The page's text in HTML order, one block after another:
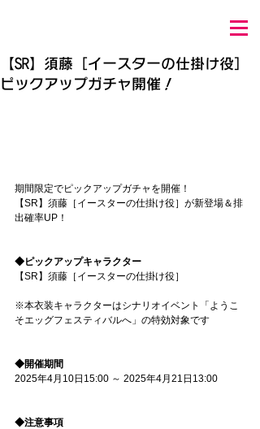
【SR】須藤［イースターの仕掛け役］
ピックアップガチャ開催！
期間限定でピックアップガチャを開催！
【SR】須藤［イースターの仕掛け役］が新登場＆排
出確率UP！
◆ピックアップキャラクター
【SR】須藤［イースターの仕掛け役］
※本衣装キャラクターはシナリオイベント「ようこ
そエッグフェスティバルへ」の特効対象です
◆開催期間
2025年4月10日15:00 ～ 2025年4月21日13:00
◆注意事項